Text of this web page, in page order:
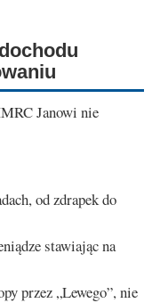
Janowi nie
od zdrapek do
stawiając na
przez „Lewego”, nie